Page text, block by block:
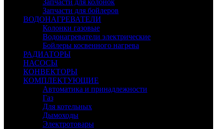
Запчасти для колонок
Запчасти для бойлеров
ВОДОНАГРЕВАТЕЛИ
Колонки газовые
Водонагреватели электрические
Бойлеры косвенного нагрева
РАДИАТОРЫ
НАСОСЫ
КОНВЕКТОРЫ
КОМПЛЕКТУЮЩИЕ
Автоматика и принадлежности
Газ
Для котельных
Дымоходы
Электротовары